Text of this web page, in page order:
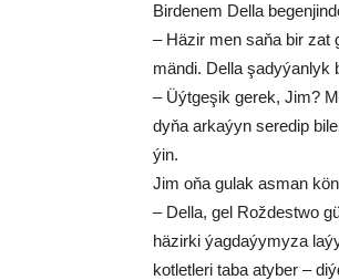
Bir­de­nem Del­la
– Häzir men saňa bir zat
män­di. Del­la şa­dy­ýan­lyk
– Üýt­ge­şik ge­rek, Jim?
dy­ňa ar­ka­ýyn se­re­dip
ýin.
Jim oňa gu­lak as­man
– Del­la, gel Rož­dest­wo
hä­zir­ki ýag­da­ýy­my­za
kot­let­le­ri ta­ba aty­ber –